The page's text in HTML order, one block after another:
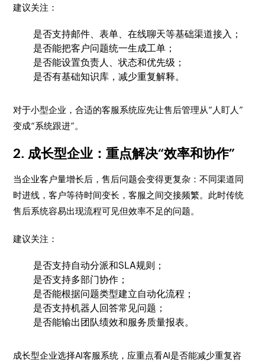
建议关注：
是否支持邮件、表单、在线聊天等基础渠道接入；
是否能把客户问题统一生成工单；
是否能设置负责人、状态和优先级；
是否有基础知识库，减少重复解释。
对于小型企业，合适的客服系统应先让售后管理从“人盯人”
变成“系统跟进”。
2. 成长型企业：重点解决“效率和协作”
当企业客户量增长后，售后问题会变得更复杂：不同渠道同
时进线，客户等待时间变长，客服之间交接频繁。此时传统
售后系统容易出现流程可见但效率不足的问题。
建议关注：
是否支持自动分派和SLA规则；
是否支持多部门协作；
是否能根据问题类型建立自动化流程；
是否支持机器人回答常见问题；
是否能输出团队绩效和服务质量报表。
成长型企业选择AI客服系统，应重点看AI是否能减少重复咨